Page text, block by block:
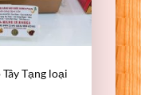
Tạng loại